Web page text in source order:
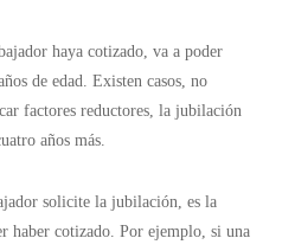
haya cotizado, va a poder
de edad. Existen casos, no
factores reductores, la jubilación
años más.
solicite la jubilación, es la
haber cotizado. Por ejemplo, si una